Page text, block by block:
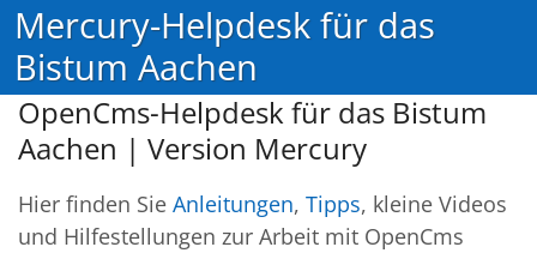
Mercury-Helpdesk für das
Bistum Aachen
OpenCms-Helpdesk für das Bistum
Aachen | Version Mercury
Hier finden Sie Anleitungen, Tipps, kleine Videos
und Hilfestellungen zur Arbeit mit OpenCms